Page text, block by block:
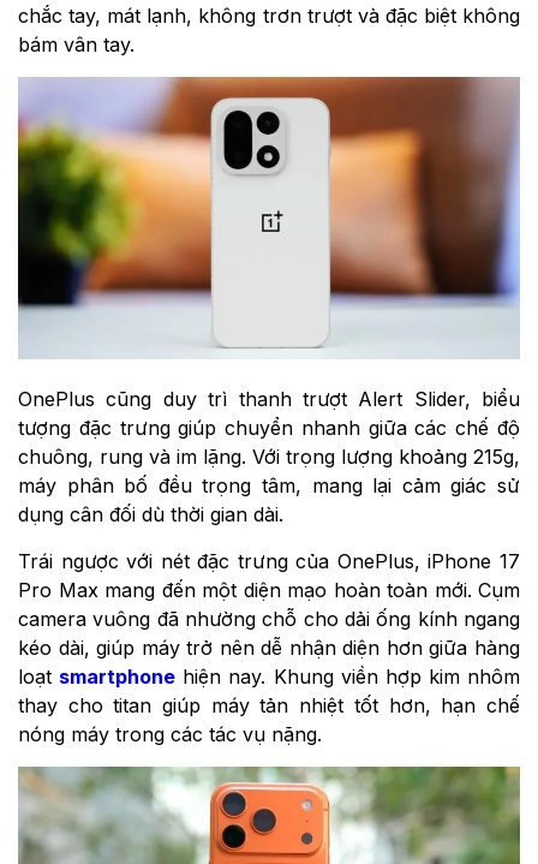
chắc tay, mát lạnh, không trơn trượt và đặc biệt không
bám vân tay.
OnePlus cũng duy trì thanh trượt Alert Slider, biểu
tượng đặc trưng giúp chuyển nhanh giữa các chế độ
chuông, rung và im lặng. Với trọng lượng khoảng 215g,
máy phân bố đều trọng tâm, mang lại cảm giác sử
dụng cân đối dù thời gian dài.
Trái ngược với nét đặc trưng của OnePlus, iPhone 17
Pro Max mang đến một diện mạo hoàn toàn mới. Cụm
camera vuông đã nhường chỗ cho dải ống kính ngang
kéo dài, giúp máy trở nên dễ nhận diện hơn giữa hàng
loạt smartphone hiện nay. Khung viền hợp kim nhôm
thay cho titan giúp máy tản nhiệt tốt hơn, hạn chế
nóng máy trong các tác vụ nặng.